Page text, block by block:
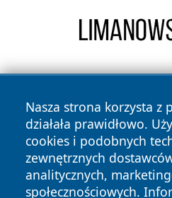
Nasza strona korzysta z
działała prawidłowo.
cookies i podobnych
zewnętrznych
analitycznych,
społecznościowych.
Copyright © 2026 elblagonline.pl
zastrzeżone.